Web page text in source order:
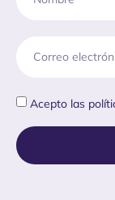
Acepto las